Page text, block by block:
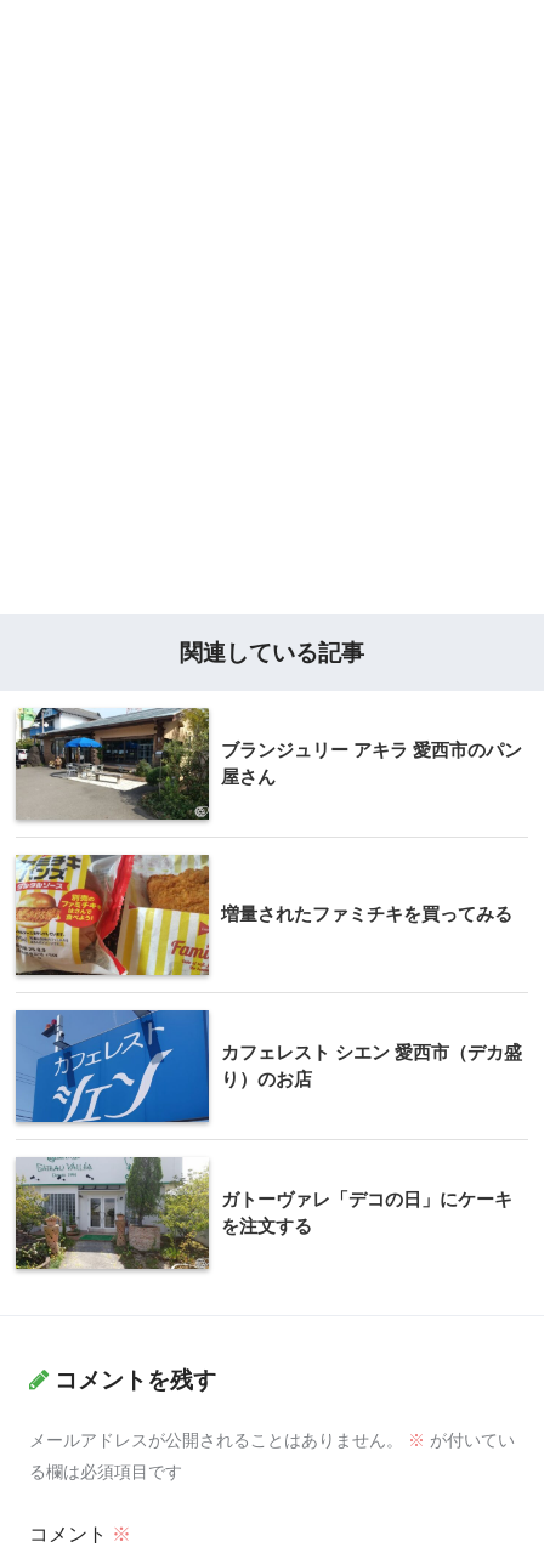
関連している記事
ブランジュリー アキラ 愛西市のパン
屋さん
増量されたファミチキを買ってみる
カフェレスト シエン 愛西市（デカ盛
り）のお店
ガトーヴァレ「デコの日」にケーキ
を注文する
コメントを残す
メールアドレスが公開されることはありません。 ※ が付いてい
る欄は必須項目です
コメント ※